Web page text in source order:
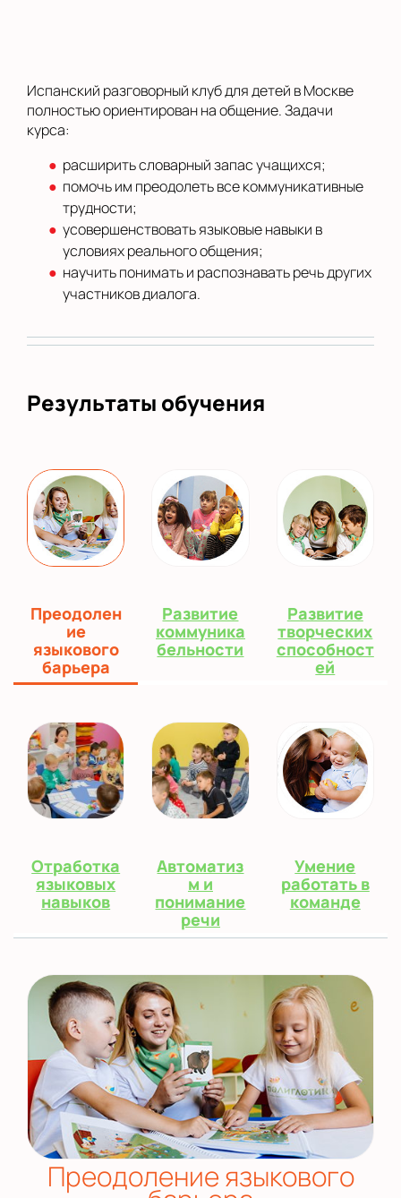
Испанский разговорный клуб для детей в Москве
полностью ориентирован на общение. Задачи
курса:
расширить словарный запас учащихся;
помочь им преодолеть все коммуникативные
трудности;
усовершенствовать языковые навыки в
условиях реального общения;
научить понимать и распознавать речь других
участников диалога.
Результаты обучения
Преодолен
ие
языкового
барьера
Развитие
коммуника
бельности
Развитие
творческих
способност
ей
Отработка
языковых
навыков
Автоматиз
м и
понимание
речи
Умение
работать в
команде
Преодоление языкового